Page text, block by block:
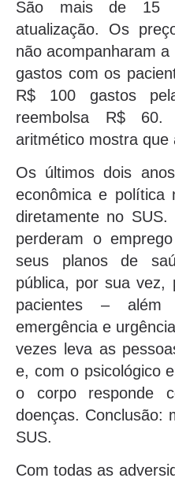
São mais de 15
atualização. Os
não acompanharam
gastos com os
R$ 100 gastos
reembolsa R$ 60.
aritmético mostra que
Os últimos dois
econômica e política
diretamente no SUS.
perderam o
seus planos de
pública, por sua vez,
pacientes – além
emergência e
vezes leva as
e, com o psicológico
o corpo responde
doenças. Conclusão:
SUS.
Com todas as